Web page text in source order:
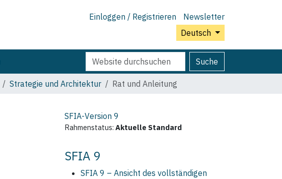
Einloggen / Registrieren
Newsletter
Deutsch
Website
durchsuchen
Suche
Erweiterte
Suche…
Strategie und Architektur Rat und Anleitung
SFIA-Version 9
Rahmenstatus: Aktuelle Standard
SFIA 9
SFIA 9 – Ansicht des vollständigen